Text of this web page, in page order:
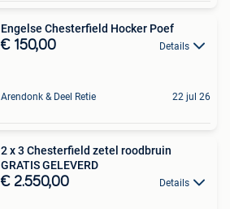
Engelse Chesterfield Hocker Poef
€ 150,00 Details
Arendonk & Deel Retie 22 jul 26
2 x 3 Chesterfield zetel roodbruin
GRATIS GELEVERD
€ 2.550,00 Details